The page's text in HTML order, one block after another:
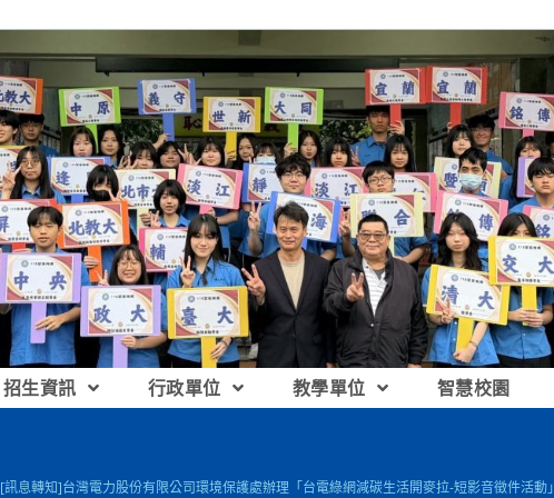
招生資訊 行政單位 教學單位 智慧校園
[訊息轉知]台灣電力股份有限公司環境保護處辦理「台電綠網減碳生活開麥拉-短影音徵件活動」